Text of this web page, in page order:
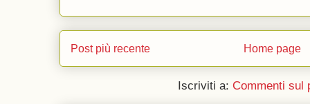
Post più recente Home page
Iscriviti a: Commenti sul